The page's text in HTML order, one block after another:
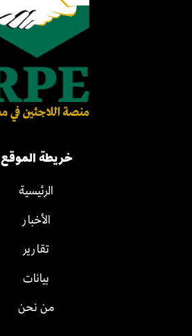
خريطة الموقع
الرئيسية
الأخبار
تقارير
بيانات
من نحن